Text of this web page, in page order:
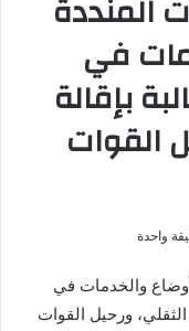
المنددة
في
بإقالة
القوات
واحدة
والخدمات في
ورحيل القوات